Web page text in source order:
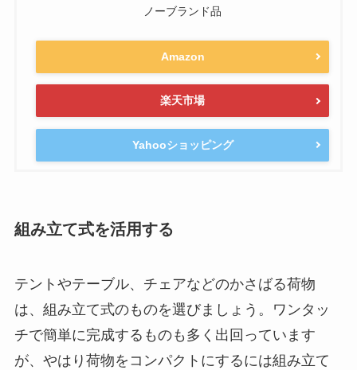
ノーブランド品
Amazon
楽天市場
Yahooショッピング
組み立て式を活用する
テントやテーブル、チェアなどのかさばる荷物
は、組み立て式のものを選びましょう。ワンタッ
チで簡単に完成するものも多く出回っています
が、やはり荷物をコンパクトにするには組み立て